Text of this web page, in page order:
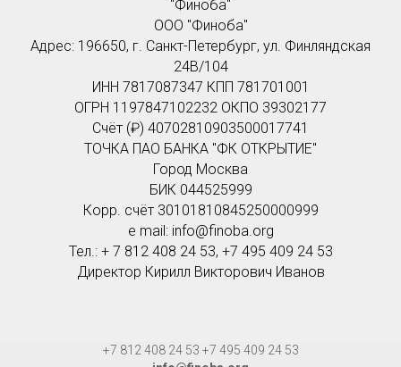
"Финоба"
ООО "Финоба"
Адрес: 196650, г. Санкт-Петербург, ул. Финляндская
24В/104
ИНН 7817087347 КПП 781701001
ОГРН 1197847102232 ОКПО 39302177
Счёт (₽) 40702810903500017741
ТОЧКА ПАО БАНКА "ФК ОТКРЫТИЕ"
Город Москва
БИК 044525999
Корр. счёт 30101810845250000999
e mail: info@finoba.org
Тел.: + 7 812 408 24 53, +7 495 409 24 53
Директор Кирилл Викторович Иванов
+7 812 408 24 53 +7 495 409 24 53